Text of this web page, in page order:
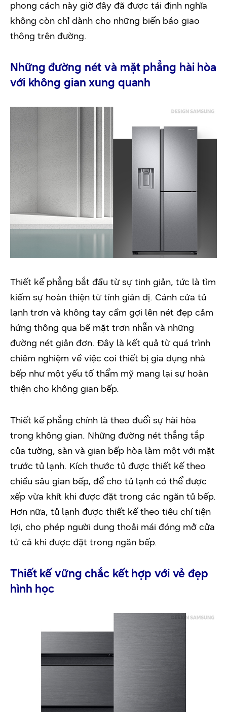
phong cách này giờ đây đã được tái định nghĩa
không còn chỉ dành cho những biển báo giao
thông trên đường.
Những đường nét và mặt phẳng hài hòa
với không gian xung quanh
Thiết kể phẳng bắt đầu từ sự tinh giản, tức là tìm
kiếm sự hoàn thiện từ tính giản dị. Cánh cửa tủ
lạnh trơn và không tay cầm gợi lên nét đẹp cảm
hứng thông qua bề mặt trơn nhẵn và những
đường nét giản đơn. Đây là kết quả từ quá trình
chiêm nghiệm về việc coi thiết bị gia dụng nhà
bếp như một yếu tố thẩm mỹ mang lại sự hoàn
thiện cho không gian bếp.
Thiết kế phẳng chính là theo đuổi sự hài hòa
trong không gian. Những đường nét thẳng tắp
của tường, sàn và gian bếp hòa làm một với mặt
trước tủ lạnh. Kích thước tủ được thiết kế theo
chiều sâu gian bếp, để cho tủ lạnh có thể được
xếp vừa khít khi được đặt trong các ngăn tủ bếp.
Hơn nữa, tủ lạnh được thiết kế theo tiêu chí tiện
lợi, cho phép người dung thoải mái đóng mở cửa
tử cả khi được đặt trong ngăn bếp.
Thiết kế vững chắc kết hợp với vẻ đẹp
hình học